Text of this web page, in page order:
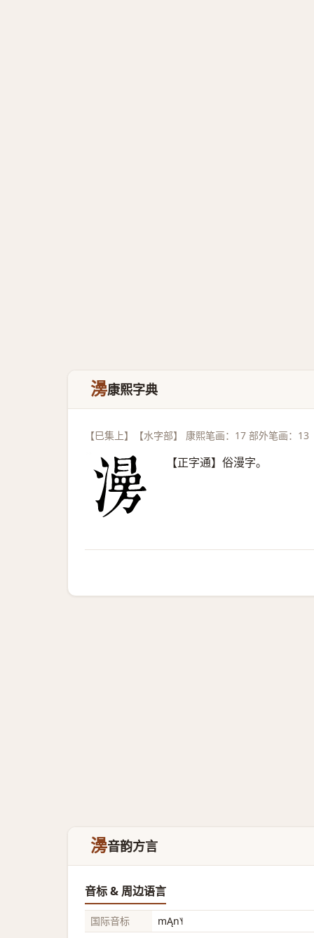
澷康熙字典
【巳集上】【水字部】 康熙笔画：17 部外笔画：13
【正字通】俗漫字。
澷音韵方言
音标 & 周边语言
国际音标 mĄn˥˧